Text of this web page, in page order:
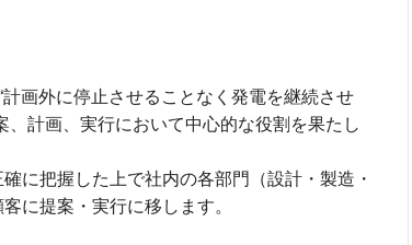
画外に停止させることなく発電を継続させ
、計画、実行において中心的な役割を果たし
に把握した上で社内の各部門（設計・製造・
に提案・実行に移します。